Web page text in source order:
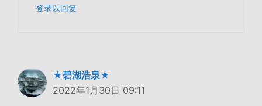
登录以回复
★碧湖浩泉★
2022年1月30日 09:11